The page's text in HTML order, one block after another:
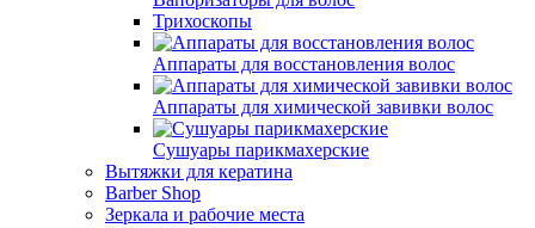
Трихоскопы
Аппараты для восстановления волос
Аппараты для химической завивки волос
Сушуары парикмахерские
Вытяжки для кератина
Barber Shop
Зеркала и рабочие места